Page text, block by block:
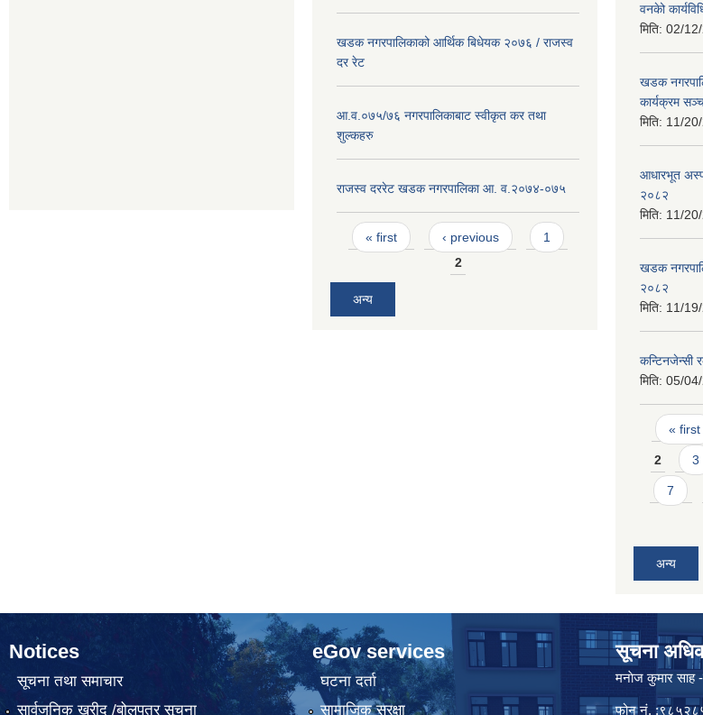
खडक नगरपालिकाको आर्थिक बिधेयक २०७६ / राजस्व
दर रेट
आ.व.०७५/७६ नगरपालिकाबाट स्वीकृत कर तथा
शुल्कहरु
राजस्व दररेट खडक नगरपालिका आ. व.२०७४-०७५
Pages
« first ‹ previous
1
2
अन्य
वनकेो
मिति: 02/
खडक
कार्यक्रम
मिति: 11/
आधारभूत
२०८२
मिति: 11/
खडक
२०८२
मिति: 11/
कन्टिनजेन्सी
मिति: 05/
Pages
« first
2 3
7
अन्य
Notices
सूचना तथा समाचार
सार्वजनिक खरीद /बोलपत्र सूचना
eGov services
घटना दर्ता
सामाजिक सुरक्षा
सूचना
मनाेज कुमार साह
फोन नं.